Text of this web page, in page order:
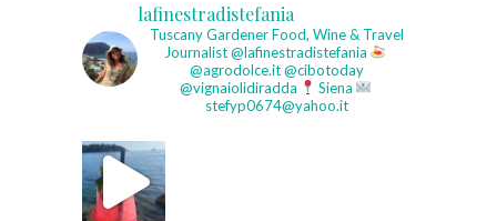
lafinestradistefania
Tuscany GardenerFood, Wine & Travel
Journalist@lafinestradistefania
@agrodolce.it @cibotoday
@vignaiolidiradda
Siena
stefyp0674@yahoo.it